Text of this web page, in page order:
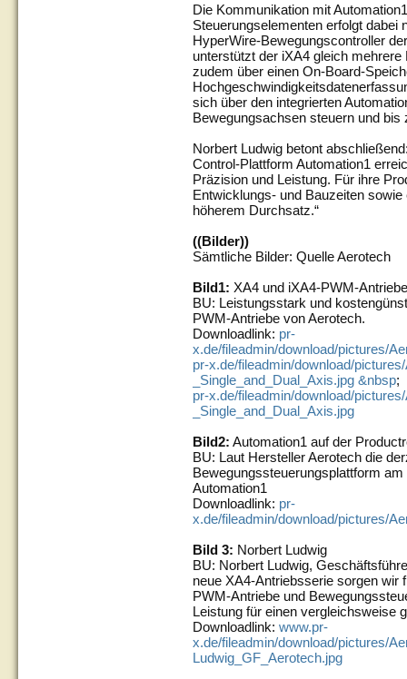
Die Kommunikation mit
Steuerungselementen erfolgt dabei
HyperWire-Bewegungscontroller
unterstützt der iXA4 gleich
zudem über einen On-Board-
sich über den integrierten
Bewegungsachsen steuern und
Norbert Ludwig betont
Control-Plattform Automation1
Präzision und Leistung. Für ihre
Entwicklungs- und Bauzeiten
höherem Durchsatz.“
((Bilder))
Sämtliche Bilder: Quelle Aerotech
Bild1: XA4 und iXA4-PWM-Antriebe
BU: Leistungsstark und
PWM-Antriebe von Aerotech.
Downloadlink: pr-
x.de/fileadmin/download/pictures/
pr-x.de/fileadmin/download/
_Single_and_Dual_Axis.jpg &nbsp;
pr-x.de/fileadmin/download/
_Single_and_Dual_Axis.jpg
Bild2: Automation1 auf der
BU: Laut Hersteller Aerotech die
Bewegungssteuerungsplattform
Automation1
Downloadlink: pr-
x.de/fileadmin/download/pictures/
Bild 3: Norbert Ludwig
BU: Norbert Ludwig,
neue XA4-Antriebsserie sorgen wir
PWM-Antriebe und
Leistung für einen vergleichsweise
Downloadlink: www.pr-
x.de/fileadmin/download/pictures/
Ludwig_GF_Aerotech.jpg